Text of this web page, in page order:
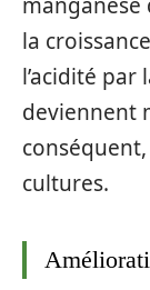
la
l’acidité par
deviennent
cultures.